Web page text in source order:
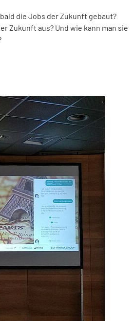
die Jobs der Zukunft gebaut?
Zukunft aus? Und wie kann man sie